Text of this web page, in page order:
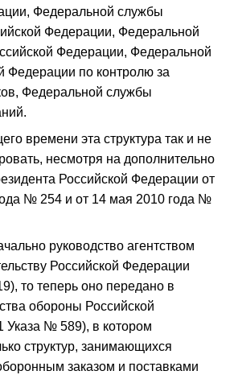
Федеральной службы
Федерации, Федеральной
Федерации, Федеральной
Федерации по контролю за
Федеральной службы
времени эта структура так и не
несмотря на дополнительно
Российской Федерации от
№ 254 и от 14 мая 2010 года №
руководство агентством
Российской Федерации
то теперь оно передано в
обороны Российской
Указа № 589), в котором
структур, занимающихся
заказом и поставками